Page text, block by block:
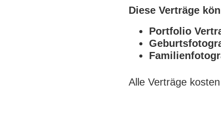
Diese Verträge
Portfolio
Alle Verträge